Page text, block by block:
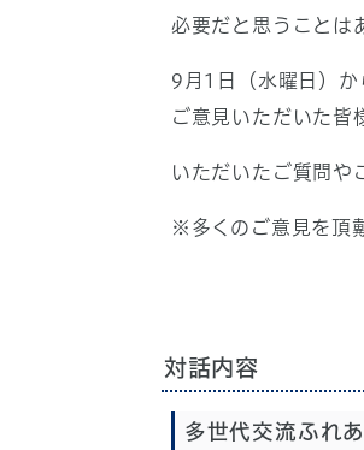
必要だと思うことは
9月1日（水曜日）か
ご意見いただいた皆
いただいたご質問や
※多くのご意見を頂
対話内容
多世代交流ふれ